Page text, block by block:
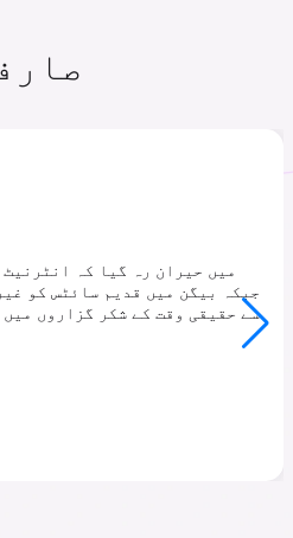
میں حیران رہ گیا کہ
جبکہ بیگن میں قدیم سائٹس کو
سے حقیقی وقت کے شکر گزاروں